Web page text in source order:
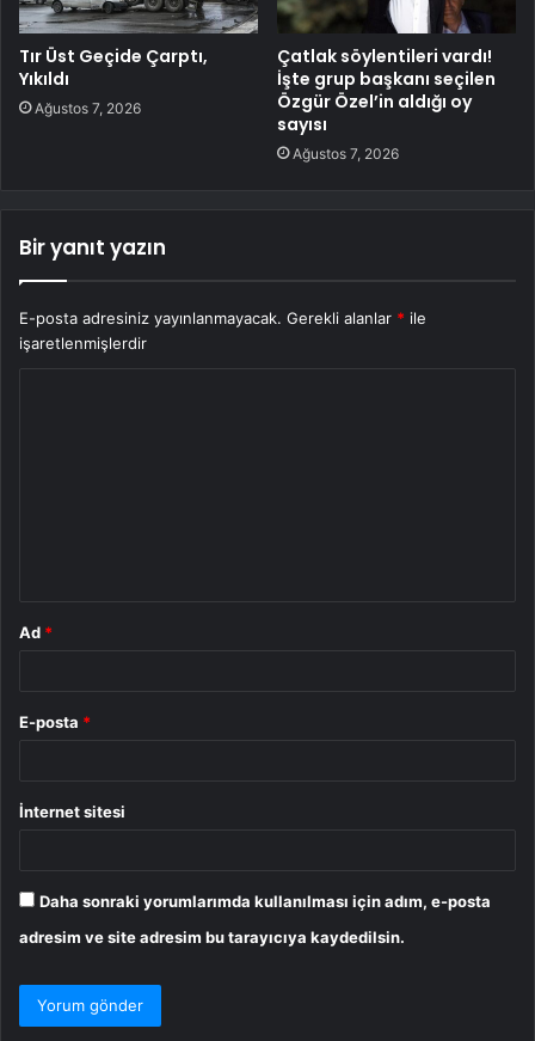
Tır Üst Geçide Çarptı,
Yıkıldı
Ağustos 7, 2026
Çatlak söylentileri vardı!
İşte grup başkanı seçilen
Özgür Özel’in aldığı oy
sayısı
Ağustos 7, 2026
Bir yanıt yazın
E-posta adresiniz yayınlanmayacak. Gerekli alanlar * ile
işaretlenmişlerdir
Ad *
E-posta *
İnternet sitesi
Daha sonraki yorumlarımda kullanılması için adım, e-posta
adresim ve site adresim bu tarayıcıya kaydedilsin.